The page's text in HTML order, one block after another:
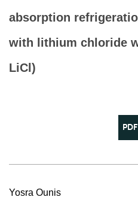
absorption
with lithium chloride
LiCl)
PDF
Yosra Ounis